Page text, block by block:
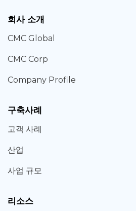
회사 소개
CMC Global
CMC Corp
Company Profile
구축사례
고객 사례
산업
사업 규모
리소스